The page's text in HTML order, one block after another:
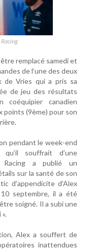
remplacé samedi et
de l’une des deux
de Vries qui a pris sa
de jeu des résultats
coéquipier canadien
points (9ème) pour son
pendant le week-end
souffrait d’une
Racing a publié un
sur la santé de son
d'appendicite d'Alex
septembre, il a été
soigné. Il a subi une
Alex a souffert de
inattendues